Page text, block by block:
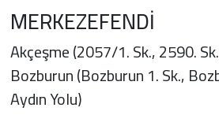
MERKEZEFENDİ
Akçeşme (2057/1. Sk., 2590.
Bozburun (Bozburun 1. Sk.,
Aydın Yolu)